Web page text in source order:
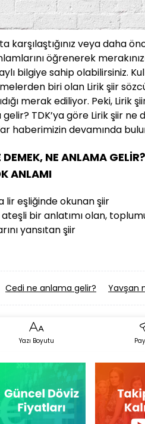
karşılaştığınız veya daha
öğrenerek
bilgiye sahip olabilirsiniz.
biri olan Lirik şiir
merak ediliyor. Peki, Lirik
TDK’ya göre Lirik şiir ne
haberimizin devamında
DEMEK, NE ANLAMA
ANLAMI
lir eşliğinde okunan şiir
bir anlatımı olan,
yansıtan şiir
Cedi ne anlama gelir? Yavşan
Yazı Boyutu